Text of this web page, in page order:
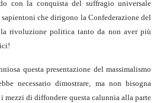
con la conquista del suffragio universale
sapientoni che dirigono la Confederazione del
rivoluzione politica tanto da non aver più
questa presentazione del massimalismo
necessario dimostrare, ma non bisogna
mezzi di diffondere questa calunnia alla parte